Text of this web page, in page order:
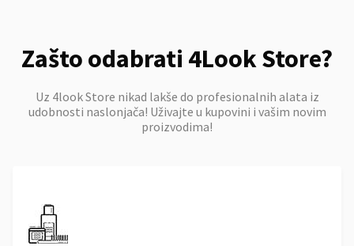
Zašto odabrati 4Look Store?
Uz 4look Store nikad lakše do profesionalnih alata iz
udobnosti naslonjača! Uživajte u kupovini i vašim novim
proizvodima!